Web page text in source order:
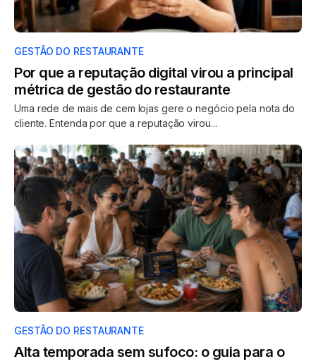
GESTÃO DO RESTAURANTE
Por que a reputação digital virou a principal
métrica de gestão do restaurante
Uma rede de mais de cem lojas gere o negócio pela nota do
cliente. Entenda por que a reputação virou...
GESTÃO DO RESTAURANTE
Alta temporada sem sufoco: o guia para o